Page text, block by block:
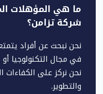
ما هي المؤهلات
شركة تزامن؟
نحن نبحث عن أفراد
في مجال التكنولوجيا
نحن نركز على الكفاءات
والتطوير.